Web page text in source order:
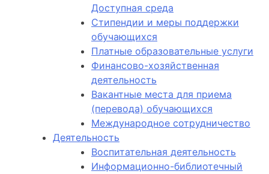
Доступная среда
Стипендии и меры поддержки
обучающихся
Платные образовательные услуги
Финансово-хозяйственная
деятельность
Вакантные места для приема
(перевода) обучающихся
Международное сотрудничество
Деятельность
Воспитательная деятельность
Информационно-библиотечный